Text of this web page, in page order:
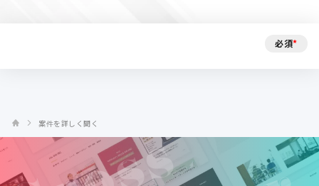
必須*
案件を詳しく聞く